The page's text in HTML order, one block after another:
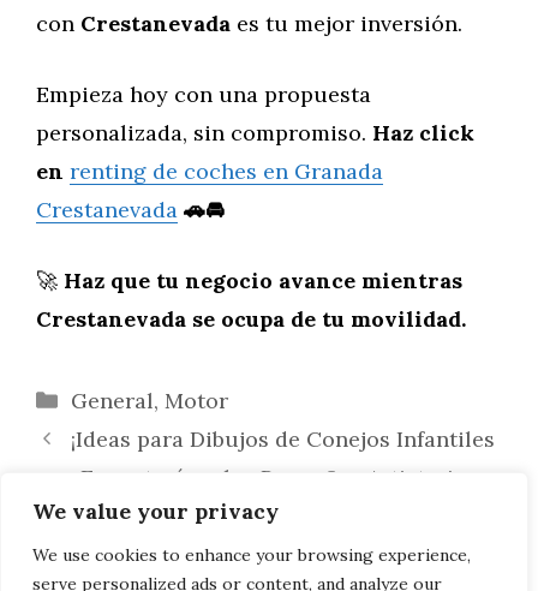
We value your privacy
We use cookies to enhance your browsing experience,
serve personalized ads or content, and analyze our
con Crestanevada es tu mejor inversión.
Empieza hoy con una propuesta
personalizada, sin compromiso. Haz click
en renting de coches en Granada
Crestanevada 🚗🚘
🚀 Haz que tu negocio avance mientras
Crestanevada se ocupa de tu movilidad.
Categorías
General, Motor
¡Ideas para Dibujos de Conejos Infantiles
que Encantarán a los Pequeños Artistas!
Manualidades escolares fáciles y
divertidas: Aprende a hacer loros 3D con